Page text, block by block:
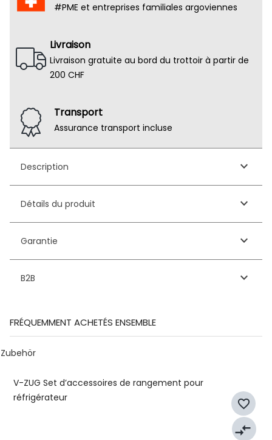
#PME et entreprises familiales argoviennes
Livraison
Livraison gratuite au bord du trottoir à partir de
200 CHF
Transport
Assurance transport incluse
Description keyboard_arrow_down
Détails du produit keyboard_arrow_down
Garantie keyboard_arrow_down
B2B keyboard_arrow_down
FRÉQUEMMENT ACHETÉS ENSEMBLE
Zubehör
V-ZUG Set d’accessoires de rangement pour
réfrigérateur
favorite_border
compare_arrows